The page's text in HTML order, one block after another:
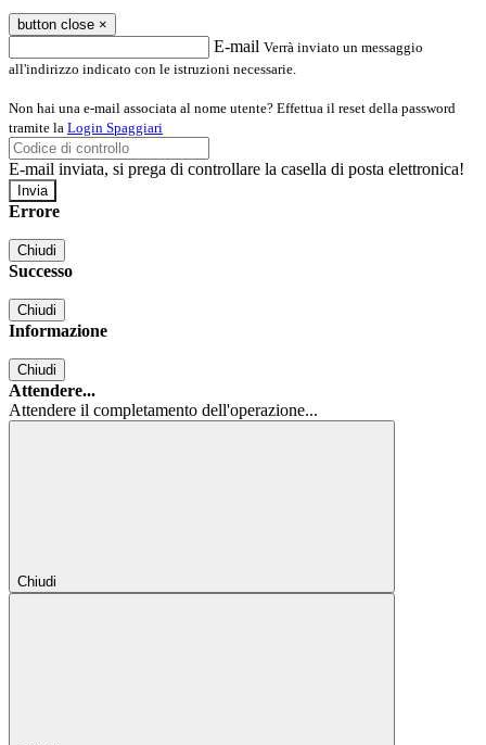
button close ×
E-mail Verrà inviato un messaggio
all'indirizzo indicato con le istruzioni necessarie.
Non hai una e-mail associata al nome utente? Effettua il reset della password
tramite la Login Spaggiari
E-mail inviata, si prega di controllare la casella di posta elettronica!
Errore
Chiudi
Successo
Chiudi
Informazione
Chiudi
Attendere...
Attendere il completamento dell'operazione...
Chiudi